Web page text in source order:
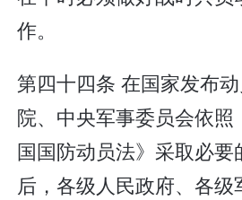
作。
第四十四条 在国家发布
院、中央军事委员会依照
国国防动员法》采取必
后，各级人民政府、各